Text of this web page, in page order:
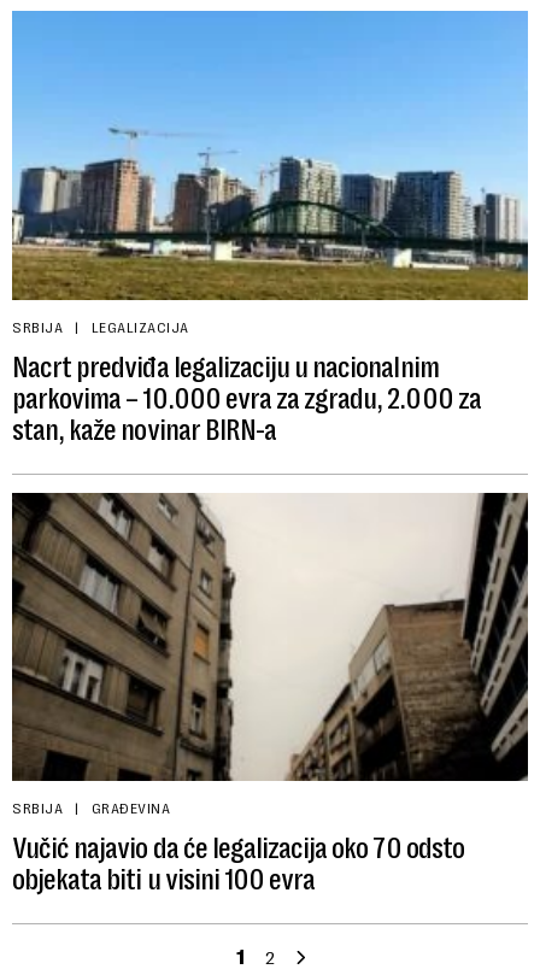
SRBIJA LEGALIZACIJA
Nacrt predviđa legalizaciju u nacionalnim
parkovima – 10.000 evra za zgradu, 2.000 za
stan, kaže novinar BIRN-a
SRBIJA GRAĐEVINA
Vučić najavio da će legalizacija oko 70 odsto
objekata biti u visini 100 evra
1 2